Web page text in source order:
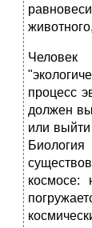
процесс
должен
или
космосе: